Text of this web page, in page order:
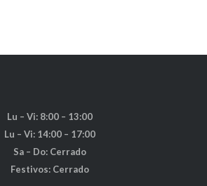
Lu – Vi: 8:00 – 13:00
Lu – Vi: 14:00 – 17:00
Sa – Do: Cerrado
Festivos: Cerrado